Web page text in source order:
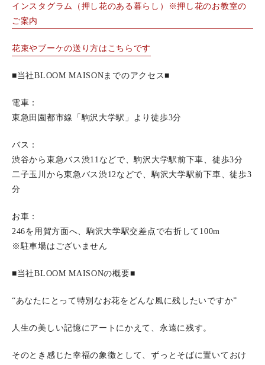
インスタグラム（押し花のある暮らし）※押し花のお教室の
ご案内
花束やブーケの送り方はこちらです
■当社BLOOM MAISONまでのアクセス■
電車：
東急田園都市線「駒沢大学駅」より徒歩3分
バス：
渋谷から東急バス渋11などで、駒沢大学駅前下車、徒歩3分
二子玉川から東急バス渋12などで、駒沢大学駅前下車、徒歩3
分
お車：
246を用賀方面へ、駒沢大学駅交差点で右折して100m
※駐車場はございません
■当社BLOOM MAISONの概要■
“あなたにとって特別なお花をどんな風に残したいですか”
人生の美しい記憶にアートにかえて、永遠に残す。
そのとき感じた幸福の象徴として、ずっとそばに置いておけ